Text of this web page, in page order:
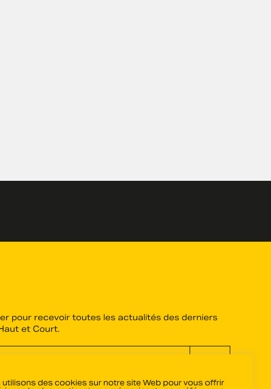
pour recevoir toutes les actualités des derniers
et Court.
utilisons des cookies sur notre site Web pour vous offrir